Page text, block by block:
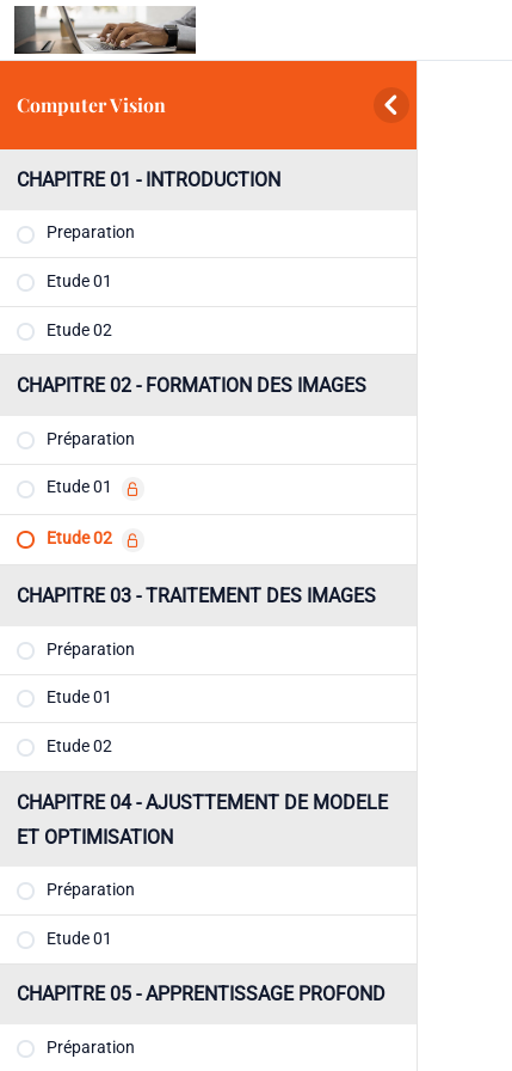
Computer Vision
CHAPITRE 01 - INTRODUCTION
Preparation
Etude 01
Etude 02
CHAPITRE 02 - FORMATION DES IMAGES
Préparation
Etude 01
Etude 02
CHAPITRE 03 - TRAITEMENT DES IMAGES
Préparation
Etude 01
Etude 02
CHAPITRE 04 - AJUSTTEMENT DE MODELE
ET OPTIMISATION
Préparation
Etude 01
CHAPITRE 05 - APPRENTISSAGE PROFOND
Préparation